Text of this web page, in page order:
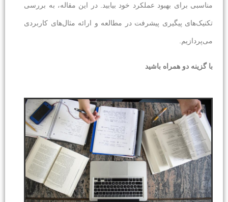
مناسبی برای بهبود عملکرد خود بیابید. در این مقاله، به بررسی
تکنیک‌های پیگیری پیشرفت در مطالعه و ارائه مثال‌های کاربردی
می‌پردازیم.
با گزینه دو همراه باشید